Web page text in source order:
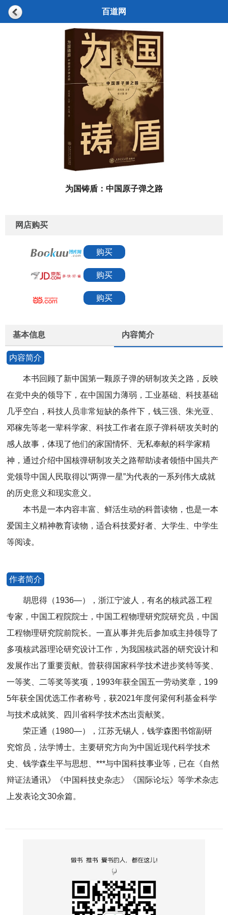
百道网
为国铸盾：中国原子弹之路
网店购买
购买
购买
购买
基本信息 内容简介
内容简介
本书回顾了新中国第一颗原子弹的研制攻关之路，反映
在党中央的领导下，在中国国力薄弱，工业基础、科技基础
几乎空白，科技人员非常短缺的条件下，钱三强、朱光亚、
邓稼先等老一辈科学家、科技工作者在原子弹科研攻关时的
感人故事，体现了他们的家国情怀、无私奉献的科学家精
神，通过介绍中国核弹研制攻关之路帮助读者领悟中国共产
党领导中国人民取得以“两弹一星”为代表的一系列伟大成就
的历史意义和现实意义。
本书是一本内容丰富、鲜活生动的科普读物，也是一本
爱国主义精神教育读物，适合科技爱好者、大学生、中学生
等阅读。
作者简介
胡思得（1936—），浙江宁波人，有名的核武器工程
专家，中国工程院院士，中国工程物理研究院研究员，中国
工程物理研究院前院长。一直从事并先后参加或主持领导了
多项核武器理论研究设计工作，为我国核武器的研究设计和
发展作出了重要贡献。曾获得国家科学技术进步奖特等奖、
一等奖、二等奖等奖项，1993年获全国五一劳动奖章，199
5年获全国优选工作者称号，获2021年度何梁何利基金科学
与技术成就奖、四川省科学技术杰出贡献奖。
荣正通（1980—），江苏无锡人，钱学森图书馆副研
究馆员，法学博士。主要研究方向为中国近现代科学技术
史、钱学森生平与思想、***与中国科技事业等，已在《自然
辩证法通讯》《中国科技史杂志》《国际论坛》等学术杂志
上发表论文30余篇。